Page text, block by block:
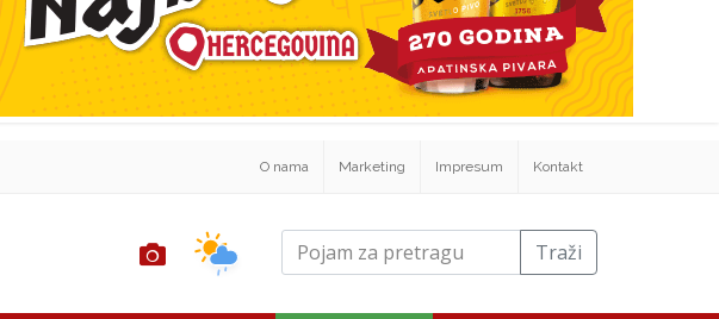
O nama Marketing Impresum Kontakt
Traži